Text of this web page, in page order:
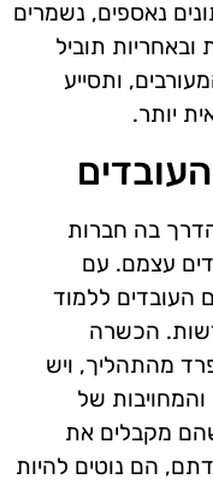
נאספים, נשמרים
תוביל
ותסייע
יותר.
בה חברות
עצמם. עם
העובדים ללמוד
הכשרה
מהתהליך, ויש
של
מקבלים את
הם נוטים להיות